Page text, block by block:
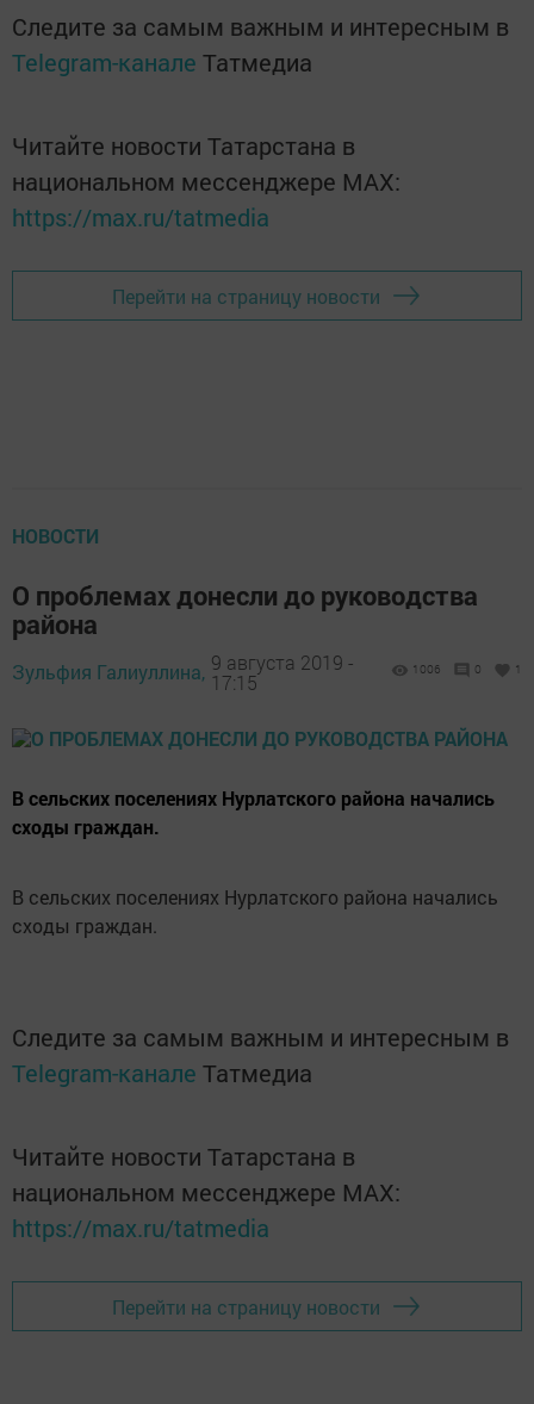
Следите за самым важным и интересным в
Telegram-канале Татмедиа
Читайте новости Татарстана в
национальном мессенджере MАХ:
https://max.ru/tatmedia
Перейти на страницу новости
НОВОСТИ
О проблемах донесли до руководства
района
Зульфия Галиуллина, 9 августа 2019 -
17:15
1006 0 1
В сельских поселениях Нурлатского района начались
сходы граждан.
В сельских поселениях Нурлатского района начались
сходы граждан.
Следите за самым важным и интересным в
Telegram-канале Татмедиа
Читайте новости Татарстана в
национальном мессенджере MАХ:
https://max.ru/tatmedia
Перейти на страницу новости